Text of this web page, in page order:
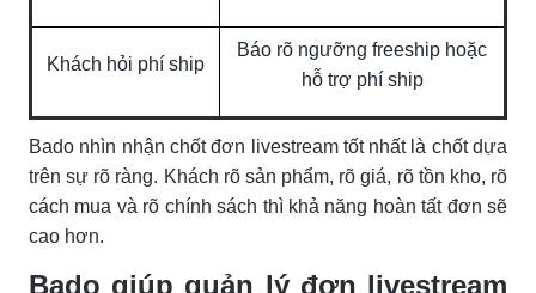
Khách hỏi phí ship
Báo rõ ngưỡng freeship hoặc
hỗ trợ phí ship
Bado nhìn nhận chốt đơn livestream tốt nhất là chốt dựa
trên sự rõ ràng. Khách rõ sản phẩm, rõ giá, rõ tồn kho, rõ
cách mua và rõ chính sách thì khả năng hoàn tất đơn sẽ
cao hơn.
Bado giúp quản lý đơn livestream